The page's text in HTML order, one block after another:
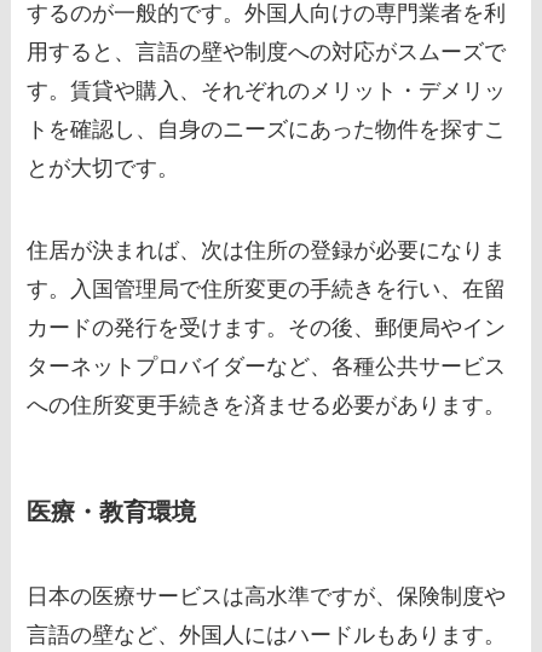
するのが一般的です。外国人向けの専門業者を利
用すると、言語の壁や制度への対応がスムーズで
す。賃貸や購入、それぞれのメリット・デメリッ
トを確認し、自身のニーズにあった物件を探すこ
とが大切です。
住居が決まれば、次は住所の登録が必要になりま
す。入国管理局で住所変更の手続きを行い、在留
カードの発行を受けます。その後、郵便局やイン
ターネットプロバイダーなど、各種公共サービス
への住所変更手続きを済ませる必要があります。
医療・教育環境
日本の医療サービスは高水準ですが、保険制度や
言語の壁など、外国人にはハードルもあります。